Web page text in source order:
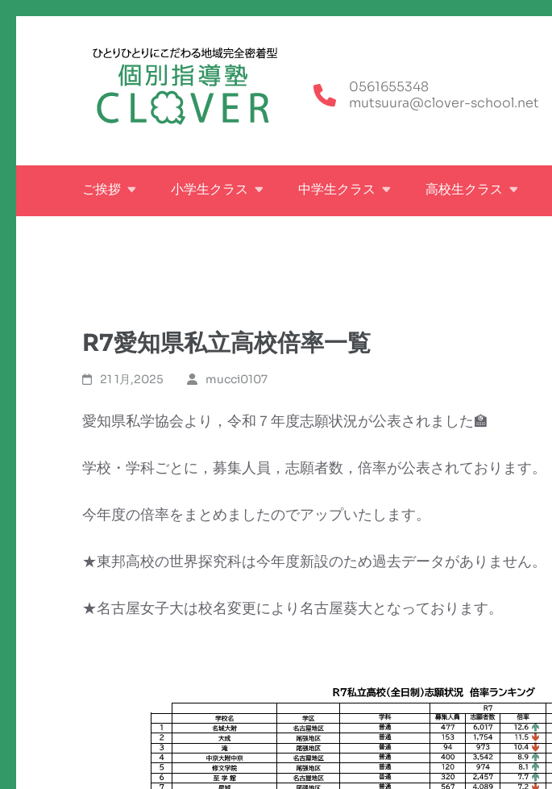
0561655348
mutsuura@clover-school.net
ご挨拶 小学生クラス 中学生クラス 高校生クラス
R7愛知県私立高校倍率一覧
21 1月,2025 mucci0107
愛知県私学協会より，令和７年度志願状況が公表されました🏫
学校・学科ごとに，募集人員，志願者数，倍率が公表されております。
今年度の倍率をまとめましたのでアップいたします。
★東邦高校の世界探究科は今年度新設のため過去データがありません。
★名古屋女子大は校名変更により名古屋葵大となっております。